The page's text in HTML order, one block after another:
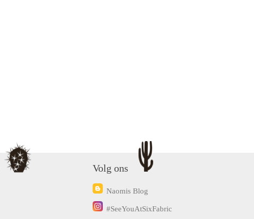
Volg ons
Naomis Blog
#SeeYouAtSixFabric